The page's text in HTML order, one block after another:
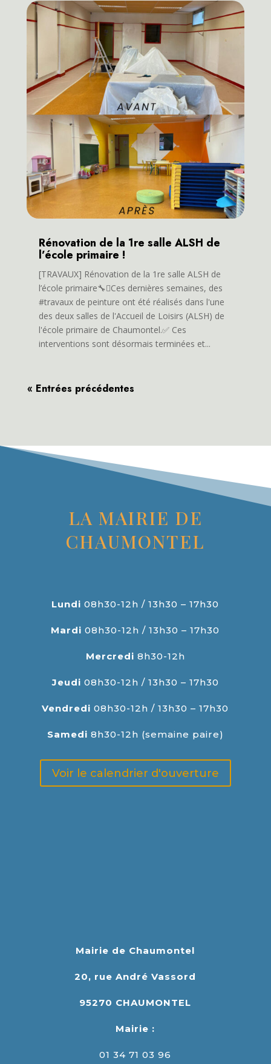
Rénovation de la 1re salle ALSH de
l’école primaire !
[TRAVAUX] Rénovation de la 1re salle ALSH de
l’école primaire🔧🫟Ces dernières semaines, des
#travaux de peinture ont été réalisés dans l'une
des deux salles de l'Accueil de Loisirs (ALSH) de
l'école primaire de Chaumontel.✅ Ces
interventions sont désormais terminées et...
« Entrées précédentes
LA MAIRIE DE
CHAUMONTEL
Lundi 08h30-12h / 13h30 – 17h30
Mardi08h30-12h / 13h30 – 17h30
Mercredi 8h30-12h
Jeudi 08h30-12h / 13h30 – 17h30
Vendredi 08h30-12h / 13h30 – 17h30
Samedi 8h30-12h (semaine paire)
Voir le calendrier d'ouverture
Mairie de Chaumontel
20, rue André Vassord
95270 CHAUMONTEL
Mairie :
01 34 71 03 96